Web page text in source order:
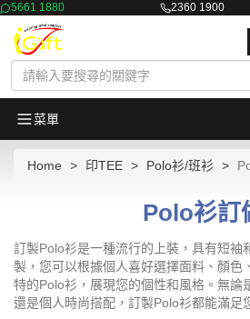
5661 1880 2360 1900
菜單
Home 印TEE Polo衫/班衫
Polo衫訂
訂製Polo衫是一種流行的上裝，具有短袖
製，您可以根據個人喜好選擇面料、顏色
特的Polo衫，展現您的個性和風格。無論
還是個人時尚搭配，訂製Polo衫都能滿足